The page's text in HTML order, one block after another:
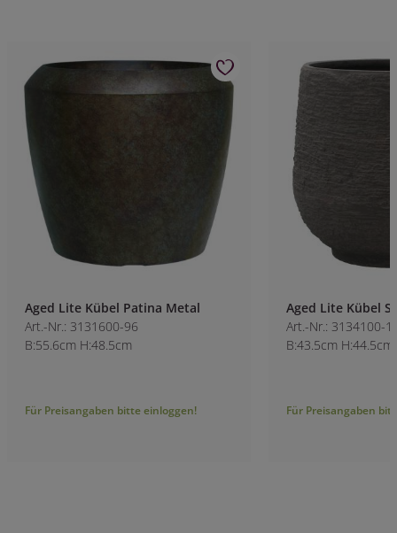
Aged Lite Kübel Patina Metal
Art.-Nr.: 3131600-96
B:55.6cm H:48.5cm
Für Preisangaben bitte einloggen!
Aged Lite Kübel
Art.-Nr.: 3134100-
B:43.5cm H:44.5cm
Für Preisangaben